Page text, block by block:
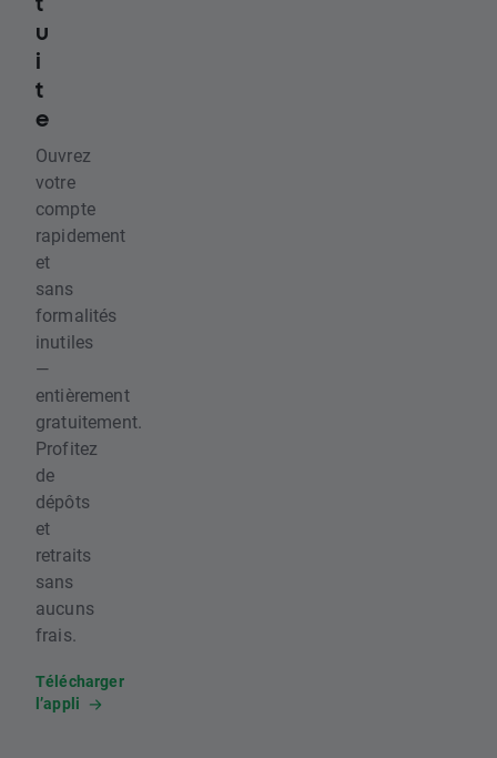
u
i
t
e
Ouvrez
votre
compte
rapidement
et
sans
formalités
inutiles
—
entièrement
gratuitement.
Profitez
de
dépôts
et
retraits
sans
aucuns
frais.
Télécharger
l’appli